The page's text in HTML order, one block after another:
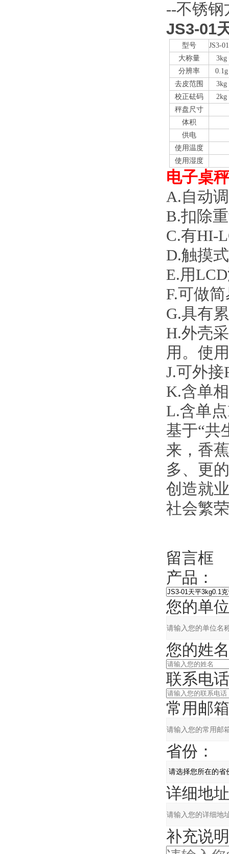
--不锈钢
JS3-01
型号
JS3-01
大称量
3kg
分辨率
0.1g
去皮范围
3kg
校正砝码
2kg
秤盘尺寸
体积
供电
使用温度
使用湿度
电子桌秤
A.自动调
B.扣除重
C.有HI-
D.触摸式
E.用LCD
F.可做简
G.具有累
H.外壳采
用。使
J.可外接
K.含单
L.含单
基于“共
来，
多、
创造就业
社会繁荣
留言框
产品：
您的单位
您的姓名
联系电话
常用邮箱
省份：
详细地址
补充说明